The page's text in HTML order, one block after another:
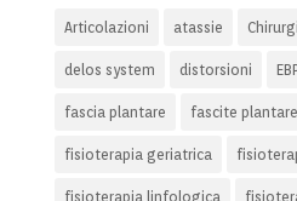
Articolazioni atassie
delos system distorsioni
fascia plantare fascite plantare
fisioterapia geriatrica
fisioterapia linfologica